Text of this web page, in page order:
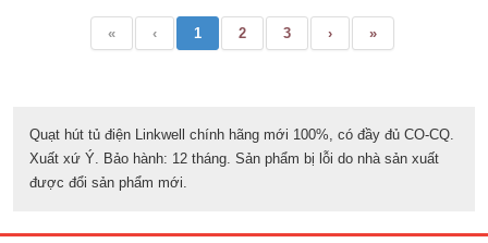
« ‹ 1 2 3 › »
Quạt hút tủ điện Linkwell chính hãng mới 100%, có đầy đủ CO-CQ.
Xuất xứ Ý. Bảo hành: 12 tháng. Sản phẩm bị lỗi do nhà sản xuất
được đổi sản phẩm mới.